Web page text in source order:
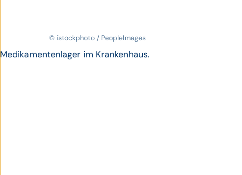
© istockphoto / PeopleImages
Medikamentenlager im Krankenhaus.